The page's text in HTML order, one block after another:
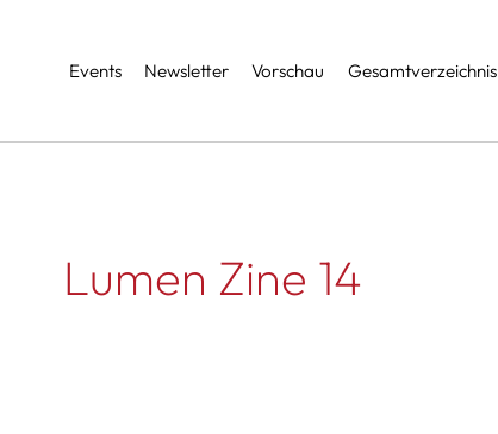
Services
Events Newsletter Vorschau Gesamtverzeichnis
Lumen Zine 14